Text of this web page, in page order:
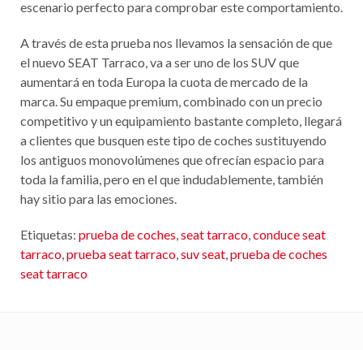
escenario perfecto para comprobar este comportamiento.
A través de esta prueba nos llevamos la sensación de que
el nuevo SEAT Tarraco, va a ser uno de los SUV que
aumentará en toda Europa la cuota de mercado de la
marca. Su empaque premium, combinado con un precio
competitivo y un equipamiento bastante completo, llegará
a clientes que busquen este tipo de coches sustituyendo
los antiguos monovolúmenes que ofrecían espacio para
toda la familia, pero en el que indudablemente, también
hay sitio para las emociones.
Etiquetas: prueba de coches seat tarraco conduce seat
tarraco prueba seat tarraco suv seat prueba de coches
seat tarraco